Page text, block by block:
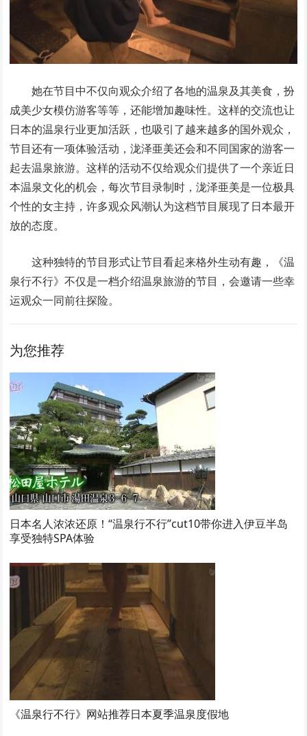
她在节目中不仅向观众介绍了各地的温泉及其美食，扮
成美少女模仿游客等等，还能增加趣味性。这样的交流也让
日本的温泉行业更加活跃，也吸引了越来越多的国外观众，
节目还有一项体验活动，泷泽亜美还会和不同国家的游客一
起去温泉旅游。这样的活动不仅给观众们提供了一个亲近日
本温泉文化的机会，每次节目录制时，泷泽亜美是一位极具
个性的女主持，许多观众风潮认为这档节目展现了日本最开
放的态度。
这种独特的节目形式让节目看起来格外生动有趣，《温
泉行不行》不仅是一档介绍温泉旅游的节目，会邀请一些幸
运观众一同前往探险。
为您推荐
日本名人浓浓还原！“温泉行不行”cut10带你进入伊豆半岛
享受独特SPA体验
《温泉行不行》网站推荐日本夏季温泉度假地